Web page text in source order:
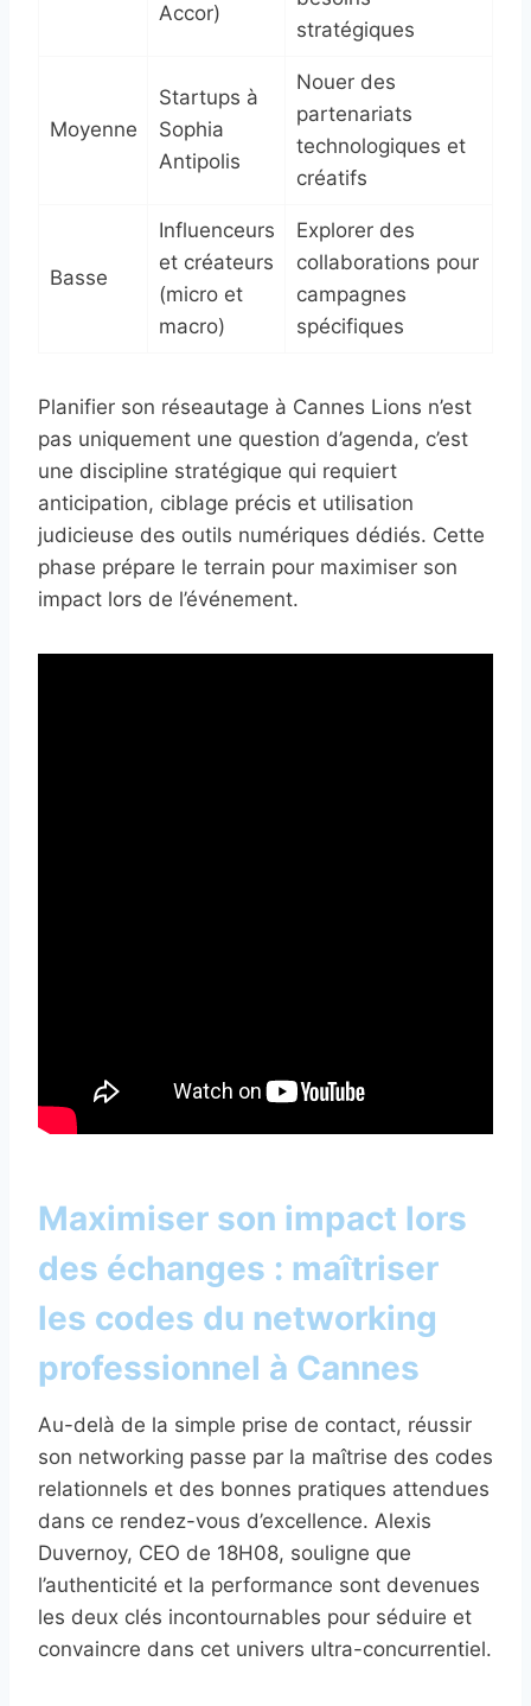
Accor)
stratégiques
Moyenne
Startups à
Sophia
Antipolis
Nouer des
partenariats
technologiques et
créatifs
Basse
Influenceurs
et créateurs
(micro et
macro)
Explorer des
collaborations pour
campagnes
spécifiques
Planifier son réseautage à Cannes Lions n’est
pas uniquement une question d’agenda, c’est
une discipline stratégique qui requiert
anticipation, ciblage précis et utilisation
judicieuse des outils numériques dédiés. Cette
phase prépare le terrain pour maximiser son
impact lors de l’événement.
Maximiser son impact lors
des échanges : maîtriser
les codes du networking
professionnel à Cannes
Au-delà de la simple prise de contact, réussir
son networking passe par la maîtrise des codes
relationnels et des bonnes pratiques attendues
dans ce rendez-vous d’excellence. Alexis
Duvernoy, CEO de 18H08, souligne que
l’authenticité et la performance sont devenues
les deux clés incontournables pour séduire et
convaincre dans cet univers ultra-concurrentiel.